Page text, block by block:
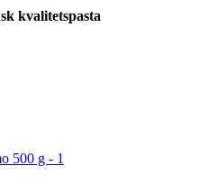
kvalitetspasta